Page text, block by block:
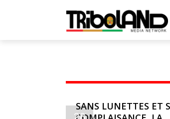
28
SANS LUNETTES ET